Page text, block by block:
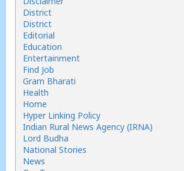
District
District
Editorial
Education
Entertainment
Find Job
Gram Bharati
Health
Home
Hyper Linking Policy
Indian Rural News Agency (IRNA)
Lord Budha
National Stories
News